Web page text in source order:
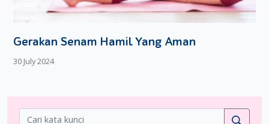
Gerakan Senam Hamil Yang Aman
30 July 2024